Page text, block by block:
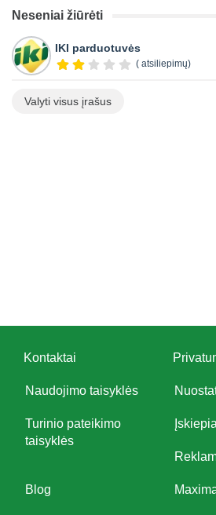
Neseniai žiūrėti
IKI parduotuvės
( atsiliepimų)
Valyti visus įrašus
Kontaktai
Naudojimo taisyklės
Turinio pateikimo
taisyklės
Blog